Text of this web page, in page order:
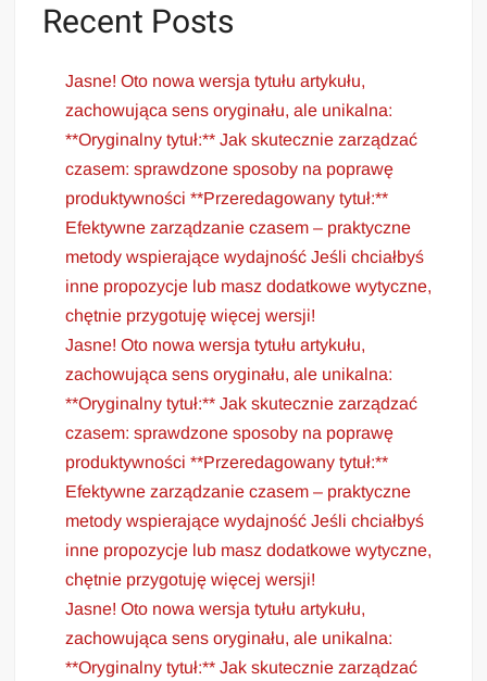
Recent Posts
Jasne! Oto nowa wersja tytułu artykułu,
zachowująca sens oryginału, ale unikalna:
**Oryginalny tytuł:** Jak skutecznie zarządzać
czasem: sprawdzone sposoby na poprawę
produktywności **Przeredagowany tytuł:**
Efektywne zarządzanie czasem – praktyczne
metody wspierające wydajność Jeśli chciałbyś
inne propozycje lub masz dodatkowe wytyczne,
chętnie przygotuję więcej wersji!
Jasne! Oto nowa wersja tytułu artykułu,
zachowująca sens oryginału, ale unikalna:
**Oryginalny tytuł:** Jak skutecznie zarządzać
czasem: sprawdzone sposoby na poprawę
produktywności **Przeredagowany tytuł:**
Efektywne zarządzanie czasem – praktyczne
metody wspierające wydajność Jeśli chciałbyś
inne propozycje lub masz dodatkowe wytyczne,
chętnie przygotuję więcej wersji!
Jasne! Oto nowa wersja tytułu artykułu,
zachowująca sens oryginału, ale unikalna:
**Oryginalny tytuł:** Jak skutecznie zarządzać